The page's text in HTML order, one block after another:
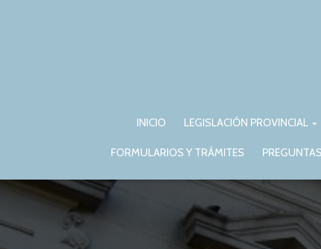
INICIO LEGISLACIÓN PROVINCIAL
FORMULARIOS Y TRÁMITES